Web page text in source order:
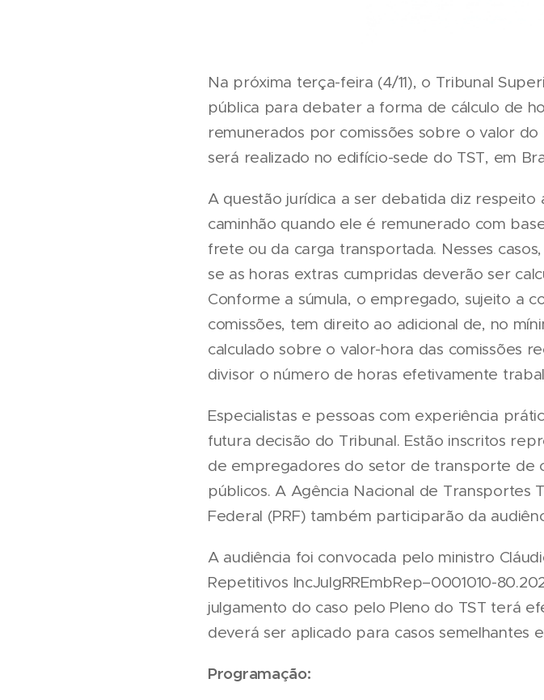
Na próxima terça-feira (4/11), o Tribunal
pública para debater a forma de cálculo de
remunerados por comissões sobre o valor
será realizado no edifício-sede do TST, em
A questão jurídica a ser debatida diz
caminhão quando ele é remunerado com
frete ou da carga transportada. Nesses
se as horas extras cumpridas deverão ser
Conforme a súmula, o empregado, sujeito a
comissões, tem direito ao adicional de, no
calculado sobre o valor-hora das comissões
divisor o número de horas efetivamente
Especialistas e pessoas com experiência
futura decisão do Tribunal. Estão inscritos
de empregadores do setor de transporte de
públicos. A Agência Nacional de Transportes
Federal (PRF) também participarão da
A audiência foi convocada pelo ministro
Repetitivos IncJulgRREmbRep–0001010-
julgamento do caso pelo Pleno do TST terá
deverá ser aplicado para casos semelhantes
Programação: